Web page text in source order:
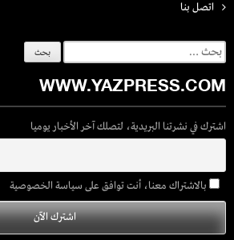
اتصل بنـا
البحث
عن:
WWW.YAZPRESS.COM
اشترك في نشرتنا البريدية، لتصلك آخر الأخبار يوميا
بالاشتراك معنا، أنت توافق على سياسة الخصوصية